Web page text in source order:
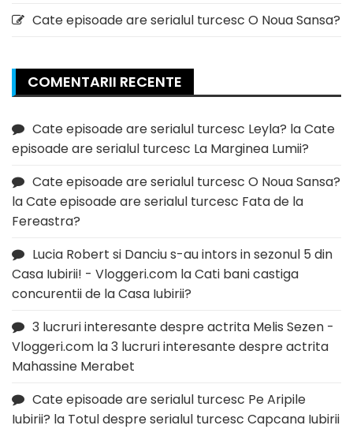
Cate episoade are serialul turcesc O Noua Sansa?
COMENTARII RECENTE
Cate episoade are serialul turcesc Leyla? laCate
episoade are serialul turcesc La Marginea Lumii?
Cate episoade are serialul turcesc O Noua Sansa?
laCate episoade are serialul turcesc Fata de la
Fereastra?
Lucia Robert si Danciu s-au intors in sezonul 5 din
Casa Iubirii! - Vloggeri.com laCati bani castiga
concurentii de la Casa Iubirii?
3 lucruri interesante despre actrita Melis Sezen -
Vloggeri.com la3 lucruri interesante despre actrita
Mahassine Merabet
Cate episoade are serialul turcesc Pe Aripile
Iubirii? la Totul despre serialul turcesc Capcana Iubirii